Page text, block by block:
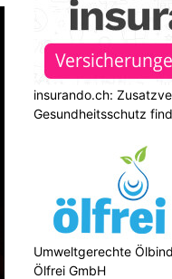
insurando.ch:
Gesundheitsschutz
Umweltgerechte
Ölfrei GmbH